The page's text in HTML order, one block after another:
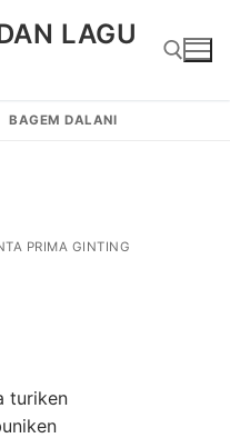
LAGU
BAGEM DALANI
PRIMA GINTING
turiken